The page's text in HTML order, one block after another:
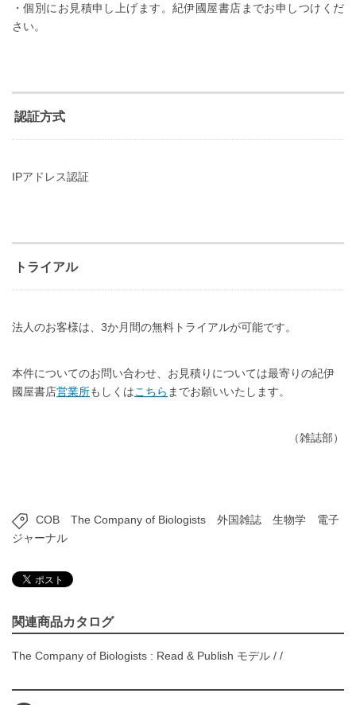
・個別にお見積申し上げます。紀伊國屋書店までお申しつけくだ
さい。
認証方式
IPアドレス認証
トライアル
法人のお客様は、3か月間の無料トライアルが可能です。
本件についてのお問い合わせ、お見積りについては最寄りの紀伊
國屋書店営業所もしくはこちら までお願いいたします。
（雑誌部）
COB The Company of Biologists 外国雑誌 生物学
電子
ジャーナル
関連商品カタログ
The Company of Biologists : Read & Publish モデル / /